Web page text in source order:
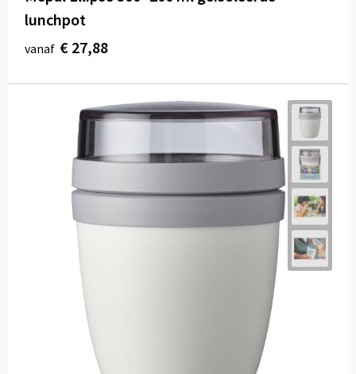
lunchpot
vanaf € 27,88